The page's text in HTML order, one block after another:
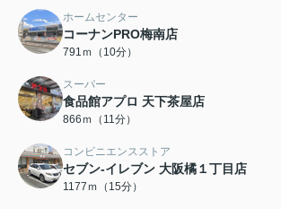
ホームセンター
コーナンPRO梅南店
791ｍ（10分）
スーパー
食品館アプロ 天下茶屋店
866ｍ（11分）
コンビニエンスストア
セブン-イレブン 大阪橘１丁目店
1177ｍ（15分）